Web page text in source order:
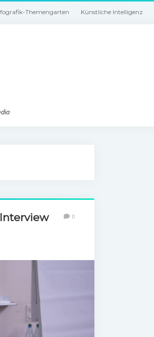
Themengarten Künstliche Intelligenz
0